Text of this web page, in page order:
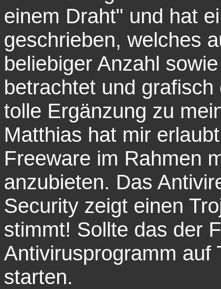
einem Draht" und hat
geschrieben, welches
beliebiger Anzahl
betrachtet und
tolle Ergänzung zu
Matthias hat mir
Freeware im Rahmen
anzubieten. Das
Security zeigt einen
stimmt! Sollte das der
Antivirusprogramm auf
starten.